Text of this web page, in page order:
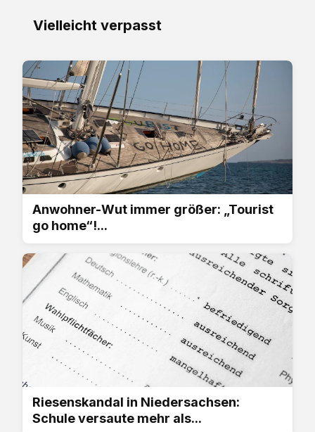
Vielleicht verpasst
Anwohner-Wut immer größer: „Tourist
go home“!...
Riesenskandal in Niedersachsen:
Schule versaute mehr als...